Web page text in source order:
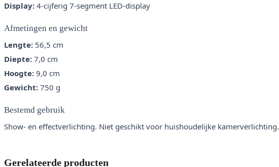
Display: 4-cijferig 7-segment LED-display
Afmetingen en gewicht
Lengte: 56,5 cm
Diepte: 7,0 cm
Hoogte: 9,0 cm
Gewicht: 750 g
Bestemd gebruik
Show- en effectverlichting. Niet geschikt voor huishoudelijke kamerverlichting.
Gerelateerde producten